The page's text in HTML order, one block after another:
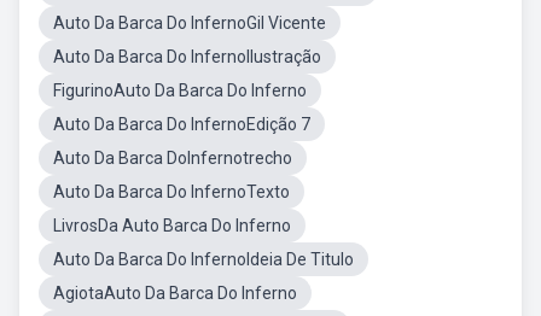
Auto Da Barca Do InfernoGil Vicente
Auto Da Barca Do InfernoIlustração
FigurinoAuto Da Barca Do Inferno
Auto Da Barca Do InfernoEdição 7
Auto Da Barca DoInfernotrecho
Auto Da Barca Do InfernoTexto
LivrosDa Auto Barca Do Inferno
Auto Da Barca Do InfernoIdeia De Titulo
AgiotaAuto Da Barca Do Inferno